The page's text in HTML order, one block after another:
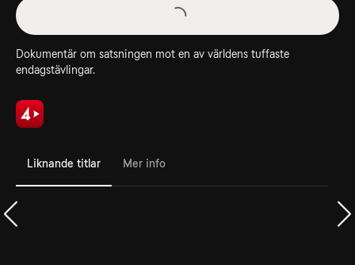
Dokumentär om satsningen mot en av världens tuffaste
endagstävlingar.
Liknande titlar Mer info